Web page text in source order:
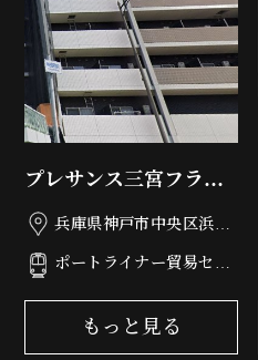
プレサンス三宮フラワ
ーロード
兵庫県神戸市中央区浜辺
ポートライナー貿易セン
もっと見る